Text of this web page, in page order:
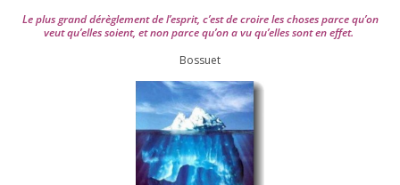
Le plus grand dérè­gle­ment de l’es­prit, c’est de croire les choses parce qu’on
veut qu’elles soient, et non parce qu’on a vu qu’elles sont en effet.
Bossuet